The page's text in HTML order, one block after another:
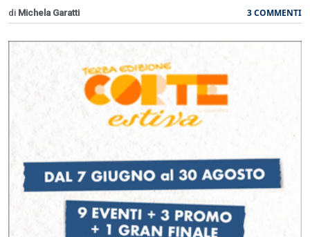
di Michela Garatti 3 COMMENTI